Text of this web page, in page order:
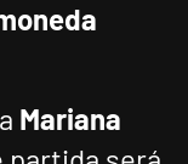
Mariana